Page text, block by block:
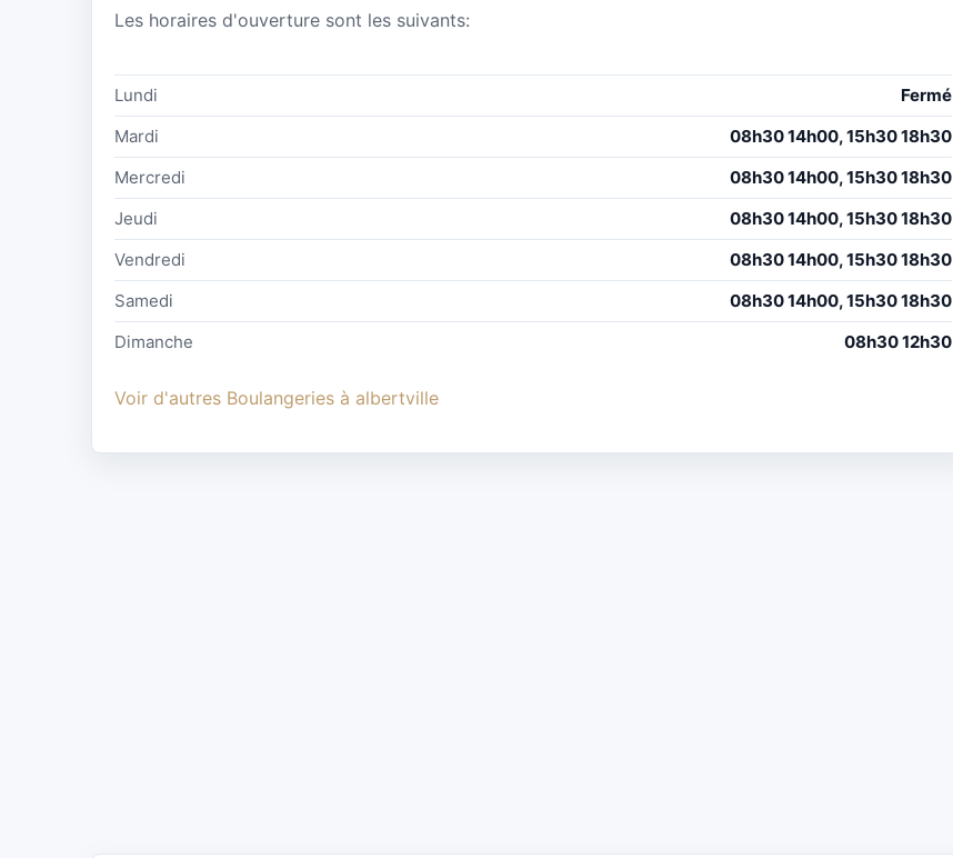
Les horaires d'ouverture sont les suivants:
Lundi
Fermé
Mardi
08h30 14h00, 15h30 18h30
Mercredi
08h30 14h00, 15h30 18h30
Jeudi
08h30 14h00, 15h30 18h30
Vendredi
08h30 14h00, 15h30 18h30
Samedi
08h30 14h00, 15h30 18h30
Dimanche
08h30 12h30
Voir d'autres Boulangeries à albertville